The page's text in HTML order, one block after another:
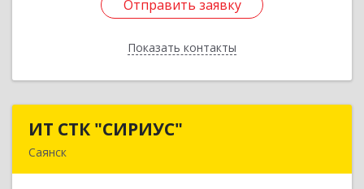
Отправить заявку
Показать контакты
Отправить заявку
Назад
ИТ СТК "СИРИУС"
Саянск
ИТ СТК "СИРИУС"